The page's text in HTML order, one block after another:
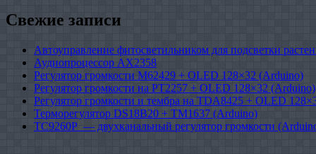
Свежие записи
Автоуправление фитосветильником для подсветки
Аудиопроцессор AX2358
Регулятор громкости M62429 + OLED 128×32 (Arduino)
Регулятор громкости на PT2257 + OLED 128×32 (Arduino)
Регулятор громкости и тембра на TDA8425 + OLED
Терморегулятор DS18B20 + TM1637 (Arduino)
TC9260P — двухканальный регулятор громкости